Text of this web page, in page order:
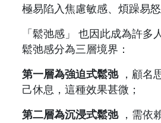
極易陷入焦慮敏感、煩躁易怒
「鬆弛感」 也因此成為許多
鬆弛感分為三層境界：
第一層為強迫式鬆弛，顧名
己休息，這種效果甚微；
第二層為沉浸式鬆弛，需依